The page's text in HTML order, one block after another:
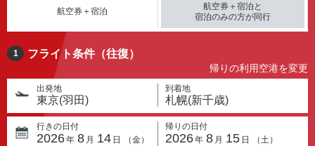
航空券＋宿泊
航空券＋宿泊と
宿泊のみの方が同行
1 フライト条件（往復）
帰りの利用空港を変更
出発地
東京(羽田)
到着地
札幌(新千歳)
行きの日付
2026年 8 月 14 日 （金）
帰りの日付
2026年 8 月 15 日 （土）